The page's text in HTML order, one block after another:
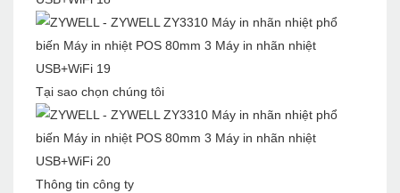
Tại sao chọn chúng tôi
Thông tin công ty